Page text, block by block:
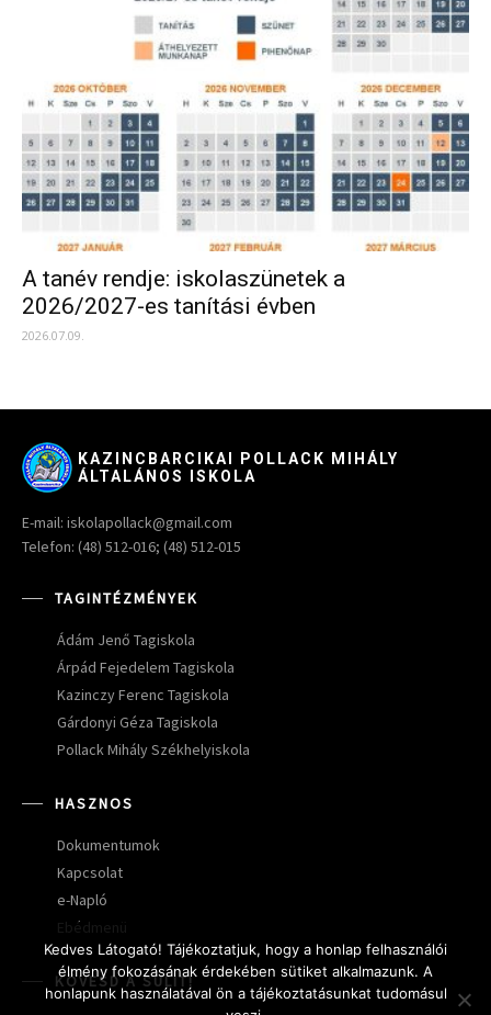
A tanév rendje: iskolaszünetek a
2026/2027-es tanítási évben
2026.07.09.
KAZINCBARCIKAI POLLACK MIHÁLY
ÁLTALÁNOS ISKOLA
E-mail: iskolapollack@gmail.com
Telefon: (48) 512-016; (48) 512-015
TAGINTÉZMÉNYEK
Ádám Jenő Tagiskola
Árpád Fejedelem Tagiskola
Kazinczy Ferenc Tagiskola
Gárdonyi Géza Tagiskola
Pollack Mihály Székhelyiskola
HASZNOS
Dokumentumok
Kapcsolat
e-Napló
Ebédmenü
KÖVESD A SULIT!
Kedves Látogató! Tájékoztatjuk, hogy a honlap felhasználói
élmény fokozásának érdekében sütiket alkalmazunk. A
honlapunk használatával ön a tájékoztatásunkat tudomásul